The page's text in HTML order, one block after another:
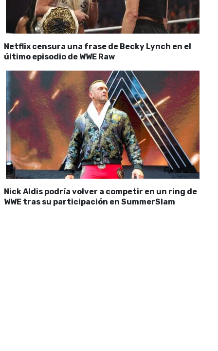
Netflix censura una frase de Becky Lynch en el
último episodio de WWE Raw
Nick Aldis podría volver a competir en un ring de
WWE tras su participación en SummerSlam